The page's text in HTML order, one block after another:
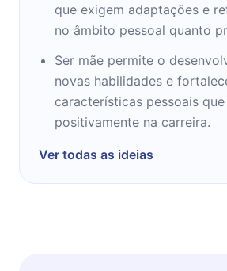
que exigem adaptações e
no âmbito pessoal quanto
Ser mãe permite o
novas habilidades e
características pessoais
positivamente na carreira.
Ver todas as ideias